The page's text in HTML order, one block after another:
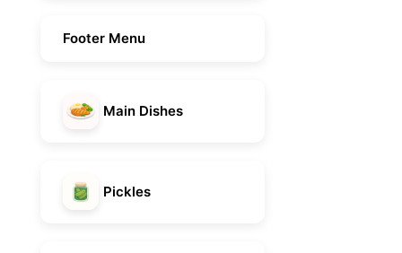
Footer Menu
Main Dishes
Pickles